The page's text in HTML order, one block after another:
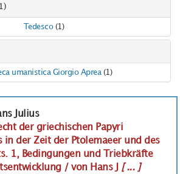
Tedesco (1)
umanistica Giorgio Aprea (1)
Julius
der griechischen Papyri
in der Zeit der Ptolemaeer und des
1, Bedingungen und Triebkräfte
/ von Hans J [ ... ]